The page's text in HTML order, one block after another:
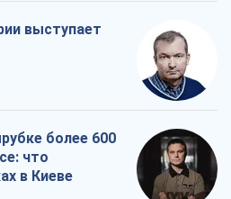
выступает
более 600
что
в Киеве